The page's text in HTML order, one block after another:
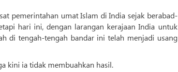
pemerintahan umat Islam di India sejak berabad-
hari ini, dengan larangan kerajaan India untuk
di tengah-tengah bandar ini telah menjadi usang
kini ia tidak membuahkan hasil.